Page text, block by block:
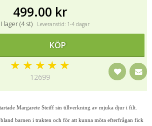
499.00 kr
I lager (4 st) Leveranstid: 1-4 dagar
KÖP
★ ★ ★ ★ ★
12699
Margarete Steiff sin tillverkning av mjuka djur i filt.
barnen i trakten och för att kunna möta efterfrågan fick